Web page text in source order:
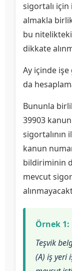
sigortalı için
almakla
bu
dikkate
Ay içinde işe
da
Bununla
39903
sigortalının
kanun
bildiriminin
mevcut
Örnek 1:
Teşvik
(A) iş yeri